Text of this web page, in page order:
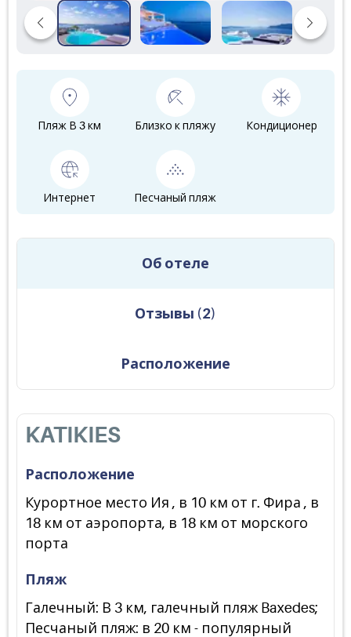
Пляж В 3 км Близко к пляжу Кондиционер
Интернет Песчаный пляж
Об отеле
Отзывы (2)
Расположение
KATIKIES
Расположение
Курортное место Ия , в 10 км от г. Фира , в
18 км от аэропорта, в 18 км от морского
порта
Пляж
Галечный: В 3 км, галечный пляж Baxedes;
Песчаный пляж: в 20 км - популярный